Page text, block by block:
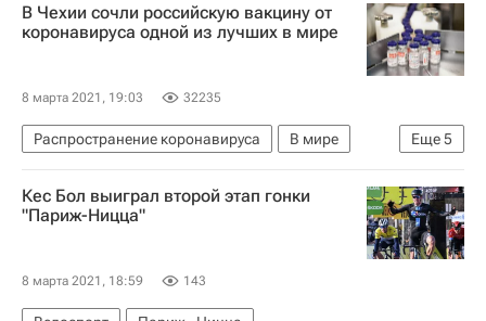
Рубин
Зенит
В Чехии сочли российскую вакцину от
коронавируса одной из лучших в мире
8 марта 2021, 19:03 32235
Еще5
Распространение коронавируса
В мире
Словакия
Чехия
Россия
Коронавирус COVID-19
Вакцина "Спутник V"
Кес Бол выиграл второй этап гонки
"Париж-Ницца"
8 марта 2021, 18:59 143